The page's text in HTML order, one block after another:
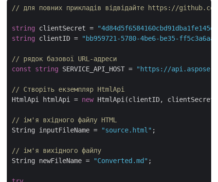
// для повних прикладів відвідайте https://
string clientSecret =
string clientID = "bb959721-5780-4be6-be35-
// рядок базової URL-адреси
const
string SERVICE_API_HOST = "https://
// Створіть екземпляр HtmlApi
HtmlApi htmlApi = new HtmlApi(clientID,
// ім'я вхідного файлу HTML
String inputFileName =
"source.html" ;
// ім'я вихідного файлу
String newFileName =
"Converted.md" ;